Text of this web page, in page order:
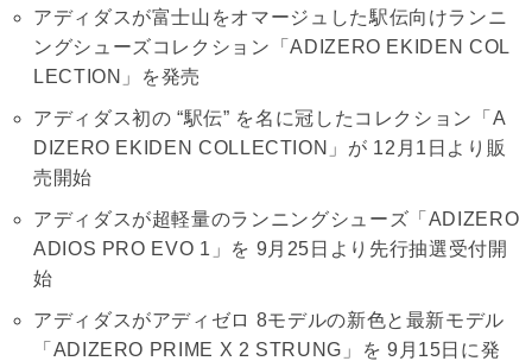
アディダスが富士山をオマージュした駅伝向けランニ
ングシューズコレクション「ADIZERO EKIDEN COL
LECTION」を発売
アディダス初の “駅伝” を名に冠したコレクション「A
DIZERO EKIDEN COLLECTION」が 12月1日より販
売開始
アディダスが超軽量のランニングシューズ「ADIZERO
ADIOS PRO EVO 1」を 9月25日より先行抽選受付開
始
アディダスがアディゼロ 8モデルの新色と最新モデル
「ADIZERO PRIME X 2 STRUNG」を 9月15日に発